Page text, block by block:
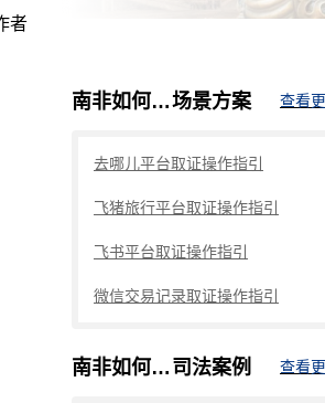
者
南非如何保护知识产权场景方案 查看
去哪儿平台取证操作指引
飞猪旅行平台取证操作指引
飞书平台取证操作指引
微信交易记录取证操作指引
南非如何保护知识产权 司法案例 查看